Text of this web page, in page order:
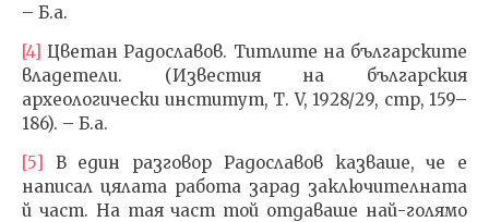
– Б.а.
[4] Цветан Радославов. Титлите на българските
владетели. (Известия на българския
археологически институт, Т. V, 1928/29, стр, 159–
186). – Б.а.
[5] В един разговор Радославов казваше, че е
написал цялата работа зарад заключителната
й част. На тая част той отдаваше най-голямо